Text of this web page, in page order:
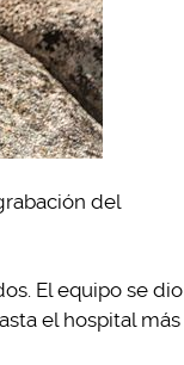
del
El equipo se dio
el hospital más